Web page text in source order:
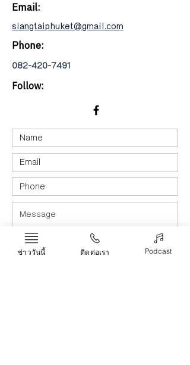
Email:
siangtaiphuket@gmail.com
Phone:
082-420-7491
Follow:
ข่าววันนี้ ติดต่อเรา Podcast